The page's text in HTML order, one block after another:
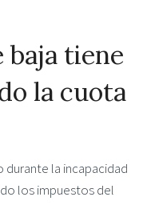
baja tiene
la cuota
durante la incapacidad
los impuestos del